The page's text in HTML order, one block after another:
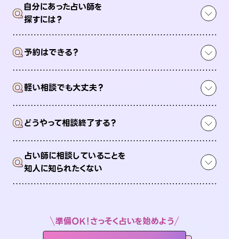
Q自分にあった占い師を
探すには？
Q予約はできる？
Q軽い相談でも大丈夫？
Qどうやって相談終了する？
Q占い師に相談していることを
知人に知られたくない
準備OK！さっそく占いを始めよう